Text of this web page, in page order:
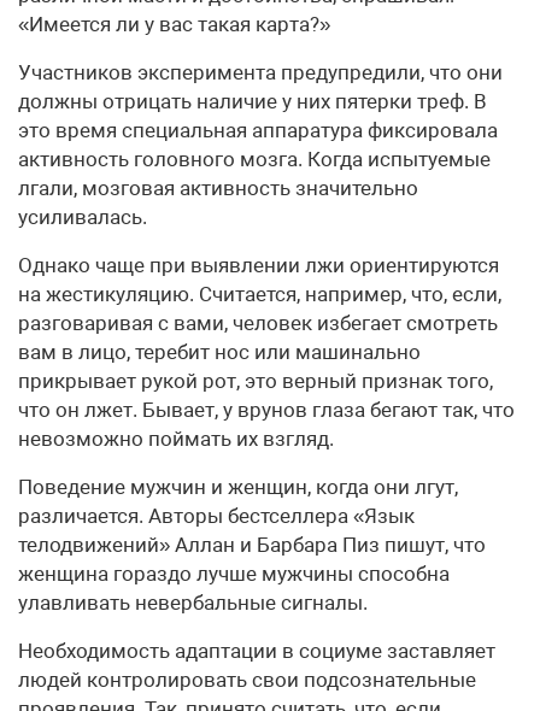
«Имеется ли у вас такая карта?»
Участников эксперимента предупредили, что они
должны отрицать наличие у них пятерки треф. В
это время специальная аппаратура фиксировала
активность головного мозга. Когда испытуемые
лгали, мозговая активность значительно
усиливалась.
Однако чаще при выявлении лжи ориентируются
на жестикуляцию. Считается, например, что, если,
разговаривая с вами, человек избегает смотреть
вам в лицо, теребит нос или машинально
прикрывает рукой рот, это верный признак того,
что он лжет. Бывает, у врунов глаза бегают так, что
невозможно поймать их взгляд.
Поведение мужчин и женщин, когда они лгут,
различается. Авторы бестселлера «Язык
телодвижений» Аллан и Барбара Пиз пишут, что
женщина гораздо лучше мужчины способна
улавливать невербальные сигналы.
Необходимость адаптации в социуме заставляет
людей контролировать свои подсознательные